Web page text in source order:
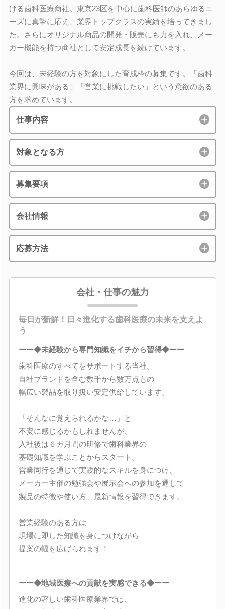
ける歯科医療商社。東京23区を中心に歯科医師のあらゆるニ
ーズに真摯に応え、業界トップクラスの実績を培ってきまし
た。さらにオリジナル商品の開発・販売にも力を入れ、メー
カー機能を持つ商社として安定成長を続けています。
今回は、未経験の方を対象にした育成枠の募集です。「歯科
業界に興味がある」「営業に挑戦したい」という意欲のある
方を求めています。
仕事内容
対象となる方
募集要項
会社情報
応募方法
会社・仕事の魅力
毎日が新鮮！日々進化する歯科医療の未来を支えよ
う
ーー◆未経験から専門知識をイチから習得◆ーー
歯科医療のすべてをサポートする当社。
自社ブランドを含む数千から数万点もの
幅広い製品を取り扱い安定供給しています。
「そんなに覚えられるかな…」と
不安に感じるかもしれませんが、
入社後は６カ月間の研修で歯科業界の
基礎知識を学ぶことからスタート。
営業同行を通じて実践的なスキルを身につけ、
メーカー主催の勉強会や展示会への参加を通じて
製品の特徴や使い方、最新情報を習得できます。
営業経験のある方は
現場に即した知識を身につけながら
提案の幅を広げられます！
ーー◆地域医療への貢献を実感できる◆ーー
進化の著しい歯科医療業界では、